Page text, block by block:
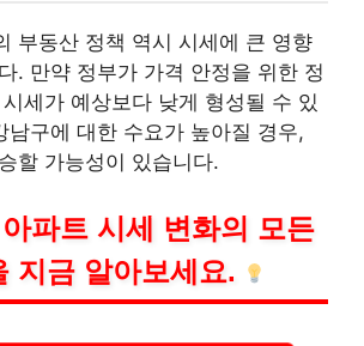
부동산 정책 역시 시세에 큰 영향
. 만약 정부가 가격 안정을 위한 정
세가 예상보다 낮게 형성될 수 있
남구에 대한 수요가 높아질 경우,
할 가능성이 있습니다.
파트 시세 변화의 모든
지금 알아보세요.